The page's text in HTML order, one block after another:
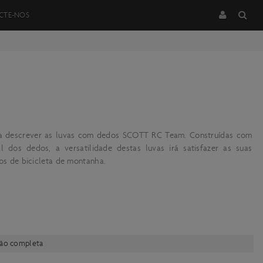
NOS
as luvas com dedos SCOTT RC Team. Construídas com
dedos, a versatilidade destas luvas irá satisfazer as suas
de bicicleta de montanha.
completa